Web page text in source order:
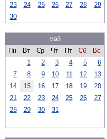
23
24 25 26 27 28
29
30
май
Пн
Вт Ср Чт Пт Сб
Вс
1
2 3 4 5
6
7
8 9 10 11 12
13
14
15 16 17 18 19
20
21
22 23 24 25 26
27
28
29 30 31